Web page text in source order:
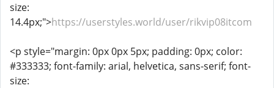
size:
14.4px;">https://userstyles.world/user/rikvip08itcom
<p style="margin: 0px 0px 5px; padding: 0px; color:
#333333; font-family: arial, helvetica, sans-serif; font-
size: